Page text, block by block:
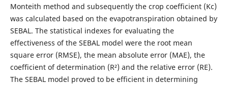
Monteith method and subsequently the crop coefficient (Kc)
was calculated based on the evapotranspiration obtained by
SEBAL. The statistical indexes for evaluating the
effectiveness of the SEBAL model were the root mean
square error (RMSE), the mean absolute error (MAE), the
coefficient of determination (R²) and the relative error (RE).
The SEBAL model proved to be efficient in determining